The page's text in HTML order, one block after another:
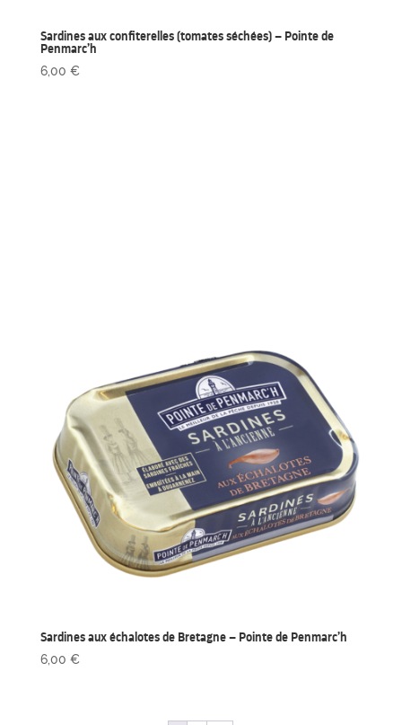
Sardines aux confiterelles (tomates séchées) – Pointe de
Penmarc’h
6,00 €
Sardines aux échalotes de Bretagne – Pointe de Penmarc’h
6,00 €